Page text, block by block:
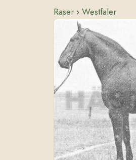
Raser › Westfaler